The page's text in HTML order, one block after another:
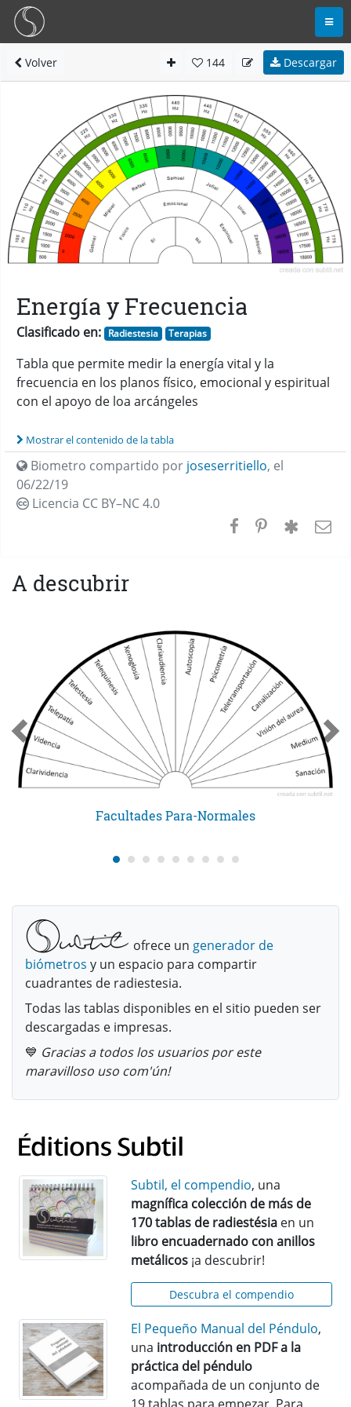
Volver 144 Descargar
Energía y Frecuencia
Clasificado en: Radiestesia Terapias
Tabla que permite medir la energía vital y la
frecuencia en los planos físico, emocional y espiritual
con el apoyo de loa arcángeles
Mostrar el contenido de la tabla
Biometro compartido por joseserritiello, el
06/22/19
Licencia CC BY–NC 4.0
A descubrir
Facultades Para-Normales
ofrece un generador de
biómetros y un espacio para compartir
cuadrantes de radiestesia.
Todas las tablas disponibles en el sitio pueden ser
descargadas e impresas.
💙 Gracias a todos los usuarios por este
maravilloso uso com'ún!
Subtil, el compendio, una
magnífica colección de más de
170 tablas de radiestésia en un
libro encuadernado con anillos
metálicos ¡a descubrir!
Descubra el compendio
El Pequeño Manual del Péndulo,
una introducción en PDF a la
práctica del péndulo
acompañada de un conjunto de